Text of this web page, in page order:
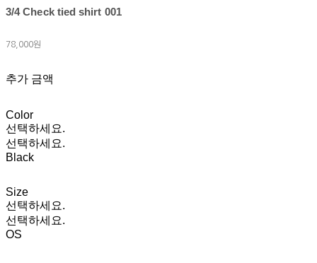
3/4 Check tied shirt 001
78,000원
추가 금액
Color
선택하세요.
선택하세요.
Black
Size
선택하세요.
선택하세요.
OS